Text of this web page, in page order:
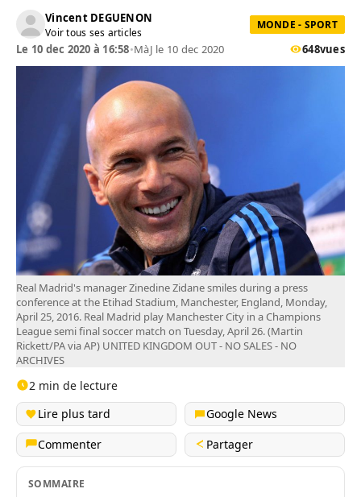
Vincent DEGUENON
Voir tous ses articles
MONDE - SPORT
Le 10 dec 2020 à 16:58•MàJ le 10 dec 2020 648vues
Real Madrid's manager Zinedine Zidane smiles during a press
conference at the Etihad Stadium, Manchester, England, Monday,
April 25, 2016. Real Madrid play Manchester City in a Champions
League semi final soccer match on Tuesday, April 26. (Martin
Rickett/PA via AP) UNITED KINGDOM OUT - NO SALES - NO
ARCHIVES
2 min de lecture
Lire plus tard
Google News
Commenter
Partager
SOMMAIRE